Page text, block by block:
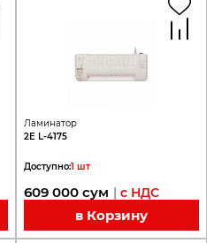
Ламинатор
2E L-4175
Доступно:1 шт
609 000 сум | с НДС
в Корзину